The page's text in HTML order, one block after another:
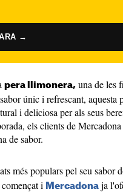
→
pera llimonera, una de les
únic i refrescant, aquesta
i deliciosa per als seus
els clients de Mercadona
de sabor.
més populars pel seu sabor
i Mercadona ja